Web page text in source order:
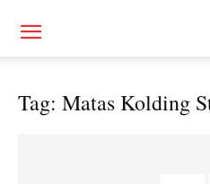
Tag: Matas Kolding